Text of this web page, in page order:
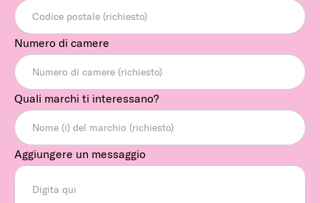
Numero di camere
Quali marchi ti interessano?
Aggiungere un messaggio